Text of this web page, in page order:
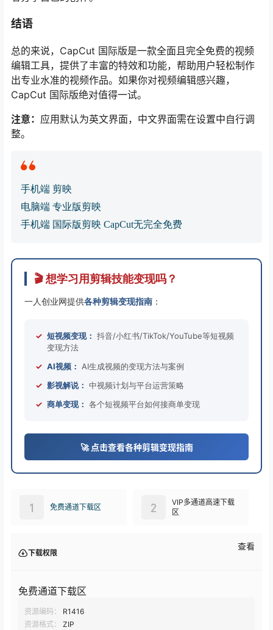
结语
总的来说，CapCut 国际版是一款全面且完全免费的视频
编辑工具，提供了丰富的特效和功能，帮助用户轻松制作
出专业水准的视频作品。如果你对视频编辑感兴趣，
CapCut 国际版绝对值得一试。
注意： 应用默认为英文界面，中文界面需在设置中自行调
整。
手机端 剪映
电脑端 专业版剪映
手机端 国际版剪映 CapCut无完全免费
🎬 想学习用剪辑技能变现吗？
一人创业网提供各种剪辑变现指南 ：
✓ 短视频变现： 抖音/小红书/TikTok/YouTube等短视频
变现方法
✓ AI视频： AI生成视频的变现方法与案例
✓ 影视解说： 中视频计划与平台运营策略
✓ 商单变现： 各个短视频平台如何接商单变现
🚀 点击查看各种剪辑变现指南
免费通道下载区
1
VIP多通道高速下载
区
2
下载权限
查看
免费通道下载区
资源编码：
R1416
资源格式：
ZIP